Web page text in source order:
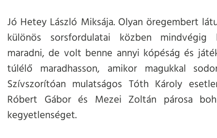
Jó Hetey László Miksája. Olyan öregembert
különös sorsfordulatai közben mindvégig
maradni, de volt benne annyi kópéság és
túlélő maradhasson, amikor magukkal
Szívszorítóan mulatságos Tóth Károly
Róbert Gábor és Mezei Zoltán párosa
kegyetlenséget.